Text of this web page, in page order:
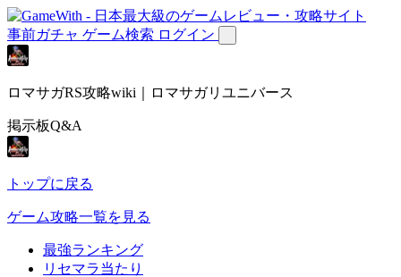
事前ガチャ ゲーム検索 ログイン
ロマサガRS攻略wiki｜ロマサガリユニバース
掲示板Q&A
トップに戻る
ゲーム攻略一覧を見る
最強ランキング
リセマラ当たり